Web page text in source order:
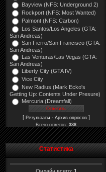
Bayview (NFS: Underground 2)
Rockport (NFS: Most Wanted)
Palmont (NFS: Carbon)
Los Santos/Los Angeles (GTA:
San Andreas)
San Fierro/San Francisco (GTA:
San Andreas)
Las Venturas/Las Vegas (GTA:
San Andreas)
Liberty City (GTA IV)
Vice City
New Radius (Mark Ecko's
Getting Up: Contents Under Presure)
Mercuria (Dreamfall)
[ Результаты· Архив опросов]
Всего ответов: 338
Статистика